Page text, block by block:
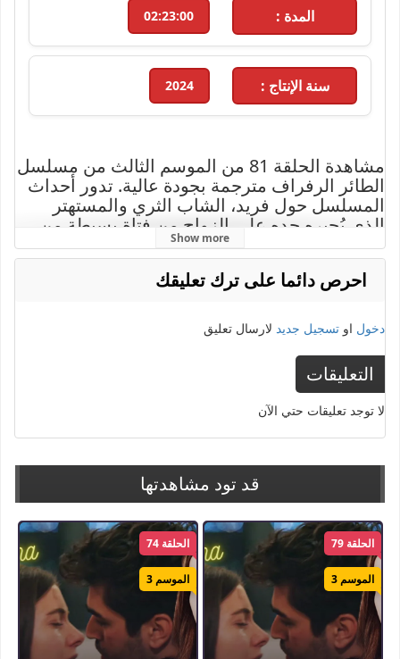
المدة : 02:23:00
سنة الإنتاج : 2024
مشاهدة الحلقة 81 من الموسم الثالث من مسلسل
الطائر الرفراف مترجمة بجودة عالية. تدور أحداث
المسلسل حول فريد، الشاب الثري والمستهتر
الذي يُجبره جده على الزواج من فتاة بسيطة من
مسقط رأسه لتلقينه درسًا بعد سلسلة من
التصرفات الطائشة، مما يفتح الباب أمام تحديات
وصراعات مشوقة بين العائلتين. مع أحداث مليئة
المسلسل من بطولة شيتين تيكندور وعفراء
موقع إيجي دراما بجودة عالية واستمتعوا بالقصة
الممتعة والمشوقة.
الكلمات الدلالية :طائر الرفراف,مسلسل طائر الرفراف,مسلسل طائر الرفراف مترجم,
Yali
Show more
احرص دائما على ترك تعليقك
دخول او تسجيل جديد لارسال تعليق
التعليقات
لا توجد تعليقات حتي الآن
قد تود مشاهدتها
الحلقة 79
الموسم 3
الحلقة 74
الموسم 3